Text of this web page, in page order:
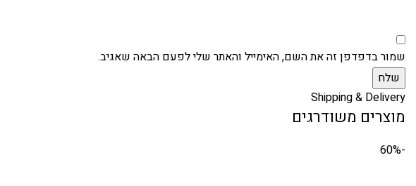
שמור בדפדפן זה את השם, האימייל והאתר שלי לפעם הבאה שאגיב.
Shipping & Delivery
מוצרים משודרגים
-60%